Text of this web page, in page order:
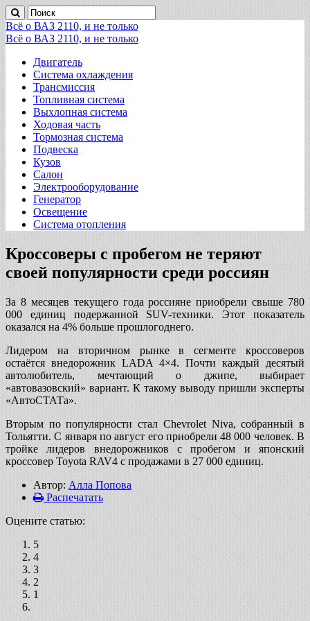
Всё о ВАЗ 2110, и не только
Всё о ВАЗ 2110, и не только
Двигатель
Система охлаждения
Трансмиссия
Топливная система
Выхлопная система
Ходовая часть
Тормозная система
Подвеска
Кузов
Салон
Электрооборудование
Генератор
Освещение
Система отопления
Кроссоверы с пробегом не теряют
своей популярности среди россиян
За 8 месяцев текущего года россияне приобрели свыше 780
000 единиц подержанной SUV-техники. Этот показатель
оказался на 4% больше прошлогоднего.
Лидером на вторичном рынке в сегменте кроссоверов
остаётся внедорожник LADA 4×4. Почти каждый десятый
автолюбитель, мечтающий о джипе, выбирает
«автовазовский» вариант. К такому выводу пришли эксперты
«АвтоСТАТа».
Вторым по популярности стал Chevrolet Niva, собранный в
Тольятти. С января по август его приобрели 48 000 человек. В
тройке лидеров внедорожников с пробегом и японский
кроссовер Toyota RAV4 с продажами в 27 000 единиц.
Автор: Алла Попова
Распечатать
Оцените статью:
5
4
3
2
1